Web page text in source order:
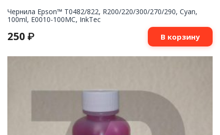
Чернила Epson™ T0482/822, R200/220/300/270/290, Cyan,
100ml, E0010-100MC, InkTec
250 ₽ В корзину